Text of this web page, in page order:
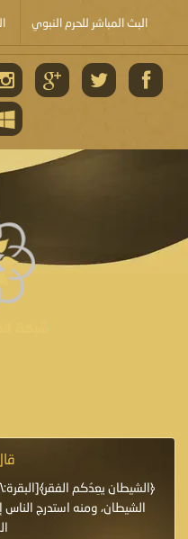
البث المباشر للحرم النبوي
الشيطان، ومنه استدرج